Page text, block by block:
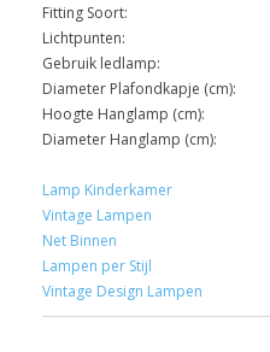
Fitting Soort:
Lichtpunten:
Gebruik ledlamp:
Diameter Plafondkapje (cm):
Hoogte Hanglamp (cm):
Diameter Hanglamp (cm):
Lamp Kinderkamer
Vintage Lampen
Net Binnen
Lampen per Stijl
Vintage Design Lampen